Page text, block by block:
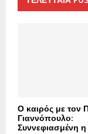
f
Ο καιρός με τον
Γιαννόπουλο:
Συννεφιασμένη η